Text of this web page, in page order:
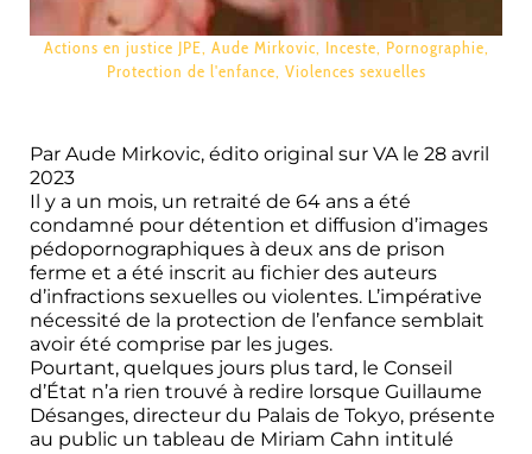
Actions en justice JPE, Aude Mirkovic, Inceste, Pornographie,
Protection de l'enfance, Violences sexuelles
Par Aude Mirkovic, édito original sur VA le 28 avril
2023
Il y a un mois, un retraité de 64 ans a été
condamné pour détention et diffusion d’images
pédopornographiques à deux ans de prison
ferme et a été inscrit au fichier des auteurs
d’infractions sexuelles ou violentes. L’impérative
nécessité de la protection de l’enfance semblait
avoir été comprise par les juges.
Pourtant, quelques jours plus tard, le Conseil
d’État n’a rien trouvé à redire lorsque Guillaume
Désanges, directeur du Palais de Tokyo, présente
au public un tableau de Miriam Cahn intitulé